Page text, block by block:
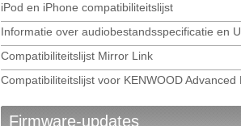
KENWOOD Music Control for Android
Veelgestelde vragen over en
Veelgestelde vragen over KENWOOD
iPod en iPhone compatibiliteitslijst
Informatie over audiobestandsspecificatie en
Compatibiliteitslijst Mirror Link
Compatibiliteitslijst voor KENWOOD
Firmware-updates